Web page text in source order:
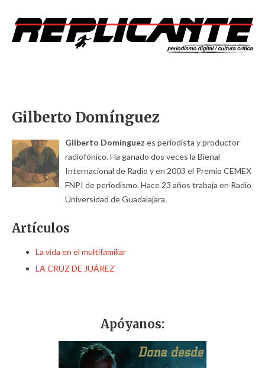
Gilberto Domínguez
Gilberto Domínguez es periodista y productor
radiofónico. Ha ganado dos veces la Bienal
Internacional de Radio y en 2003 el Premio CEMEX
FNPI de periodismo. Hace 23 años trabaja en Radio
Universidad de Guadalajara.
Artículos
La vida en el multifamiliar
LA CRUZ DE JUÁREZ
Apóyanos: